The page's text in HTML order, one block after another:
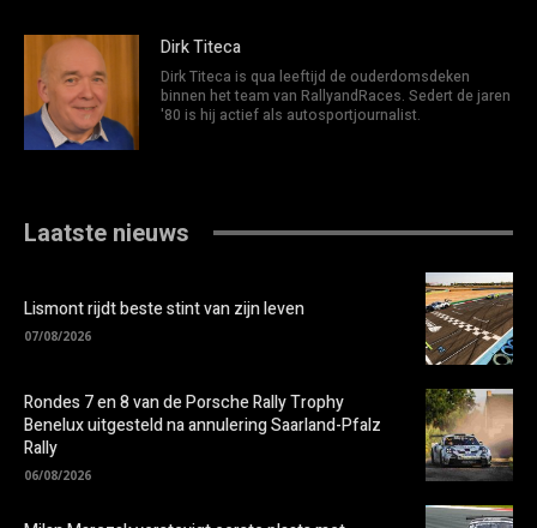
Dirk Titeca
Dirk Titeca is qua leeftijd de ouderdomsdeken
binnen het team van RallyandRaces. Sedert de jaren
'80 is hij actief als autosportjournalist.
Laatste nieuws
Lismont rijdt beste stint van zijn leven
07/08/2026
Rondes 7 en 8 van de Porsche Rally Trophy
Benelux uitgesteld na annulering Saarland-Pfalz
Rally
06/08/2026